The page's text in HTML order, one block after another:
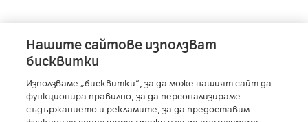
A1 Austria - A1 Croatia - A1 Serbia - A1 Belarus
A1 Bulgaria
- A1 Macedonia - A1 Slovenia
Нашите сайтове използват
бисквитки
Използваме „бисквитки“, за да може нашият сайт да
функционира правилно, за да персонализираме
съдържанието и рекламите, за да предоставим